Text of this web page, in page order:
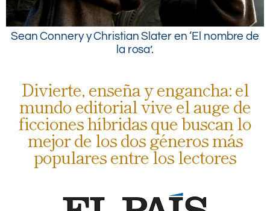
Sean Connery y Christian Slater en ‘El nombre de
la rosa’.
Divierte, enseña y engancha: el
mundo editorial vive el auge de
ficciones híbridas que buscan lo
mejor de los dos géneros más
populares entre los lectores